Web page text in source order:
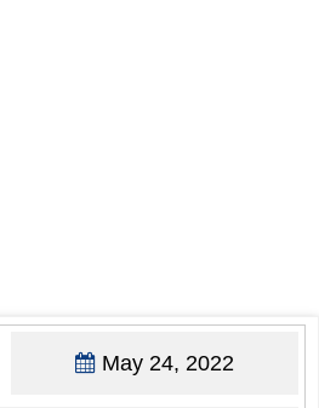
May 24, 2022